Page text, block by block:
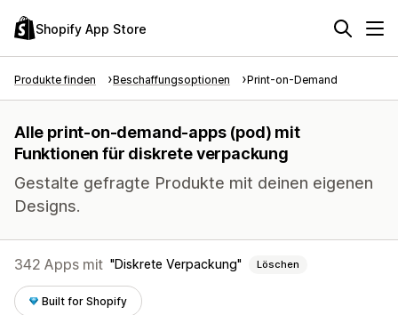
Shopify App Store
Produkte finden Beschaffungsoptionen Print-on-Demand
Alle print-on-demand-apps (pod) mit
Funktionen für diskrete verpackung
Gestalte gefragte Produkte mit deinen eigenen
Designs.
342 Apps mit Diskrete Verpackung Löschen
Built for Shopify